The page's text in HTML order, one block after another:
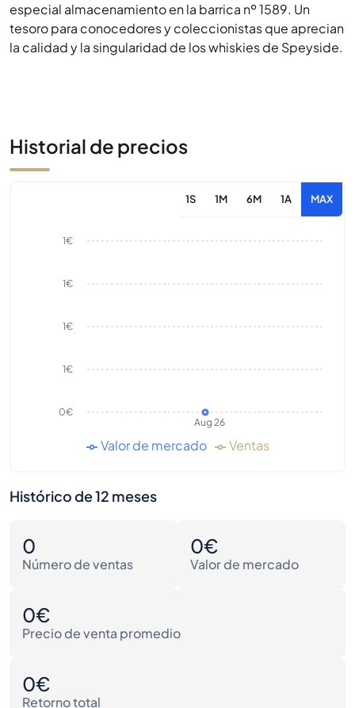
especial almacenamiento en la barrica nº 1589. Un
tesoro para conocedores y coleccionistas que aprecian
la calidad y la singularidad de los whiskies de Speyside.
Historial de precios
1S 1M 6M 1A MAX
Aug 26
0€
1€
1€
1€
1€
Valor de mercado Ventas
Histórico de 12 meses
0
Número de ventas
0€
Valor de mercado
0€
Precio de venta promedio
0€
Retorno total